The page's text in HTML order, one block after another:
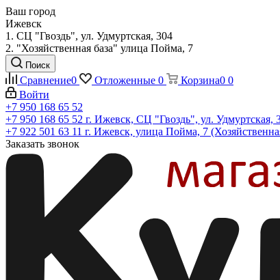
Ваш город
Ижевск
1. СЦ "Гвоздь", ул. Удмуртская, 304
2. "Хозяйственная база" улица Пойма, 7
Поиск
Сравнение0 Отложенные 0 Корзина0 0
Войти
+7 950 168 65 52
+7 950 168 65 52 г. Ижевск, СЦ "Гвоздь", ул. Удмуртская,
+7 922 501 63 11 г. Ижевск, улица Пойма, 7
Заказать звонок